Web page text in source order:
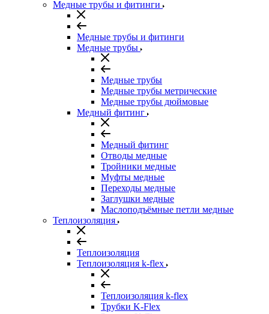
Медные трубы и фитинги
Медные трубы и фитинги
Медные трубы
Медные трубы
Медные трубы метрические
Медные трубы дюймовые
Медный фитинг
Медный фитинг
Отводы медные
Тройники медные
Муфты медные
Переходы медные
Заглушки медные
Маслоподъёмные петли медные
Теплоизоляция
Теплоизоляция
Теплоизоляция k-flex
Теплоизоляция k-flex
Трубки K-Flex